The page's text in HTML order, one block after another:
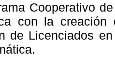
Cooperativo
con la
de Licenciados